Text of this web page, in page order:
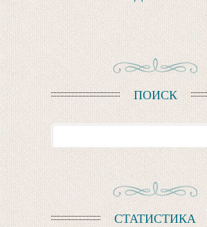
ПОИСК
СТАТИСТИКА